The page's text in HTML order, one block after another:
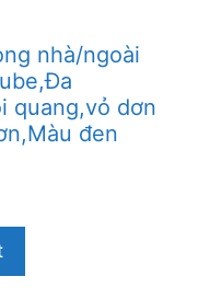
nhà/ngoài
quang,vỏ dơn
đen